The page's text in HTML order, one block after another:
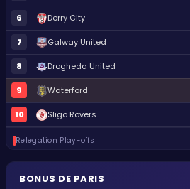
6 Derry City
7 Galway United
8 Drogheda United
9 Waterford
10 Sligo Rovers
Relegation Play-offs
BONUS DE PARIS